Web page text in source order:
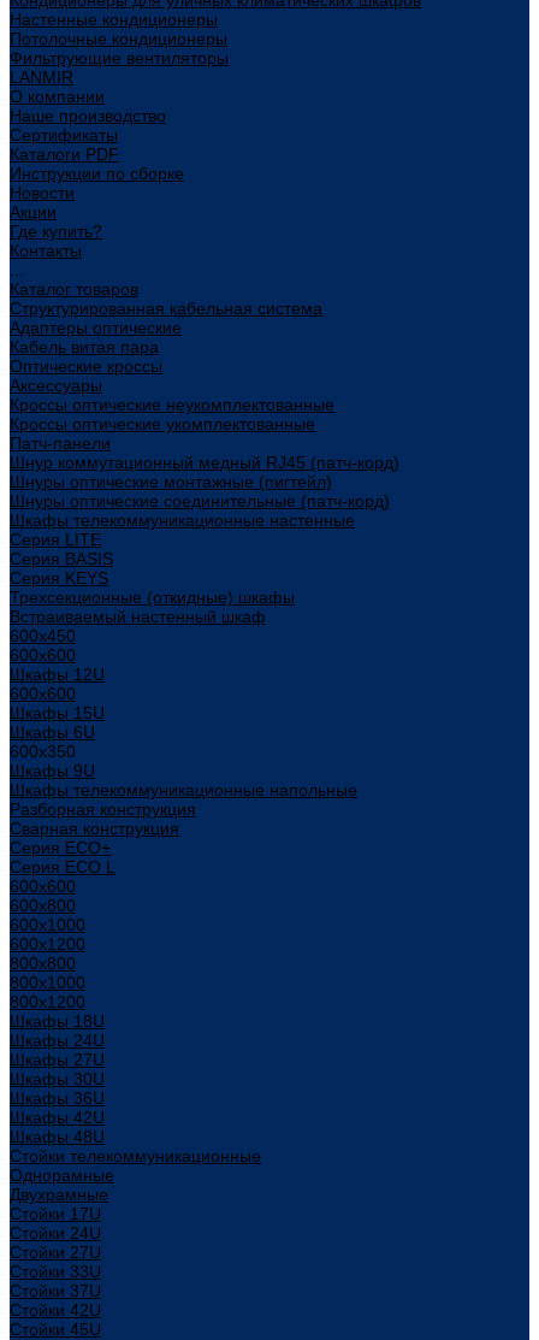
Настенные кондиционеры
Потолочные кондиционеры
Фильтрующие вентиляторы
LANMIR
О компании
Наше производство
Сертификаты
Каталоги PDF
Инструкции по сборке
Новости
Акции
Где купить?
Контакты
Каталог товаров
Структурированная кабельная система
Адаптеры оптические
Кабель витая пара
Оптические кроссы
Аксессуары
Кроссы оптические неукомплектованные
Кроссы оптические укомплектованные
Патч-панели
Шнур коммутационный медный RJ45 (патч-корд)
Шнуры оптические монтажные (пигтейл)
Шнуры оптические соединительные (патч-корд)
Шкафы телекоммуникационные настенные
Cерия LITE
Cерия BASIS
Cерия KEYS
Трехсекционные (откидные) шкафы
Встраиваемый настенный шкаф
600x450
600x600
Шкафы 12U
600x600
Шкафы 15U
Шкафы 6U
600x350
Шкафы 9U
Шкафы телекоммуникационные напольные
Разборная конструкция
Сварная конструкция
Серия ECO+
Серия ECO L
600x600
600x800
600х1000
600х1200
800x800
800х1000
800х1200
Шкафы 18U
Шкафы 24U
Шкафы 27U
Шкафы 30U
Шкафы 36U
Шкафы 42U
Шкафы 48U
Стойки телекоммуникационные
Однорамные
Двухрамные
Стойки 17U
Стойки 24U
Стойки 27U
Стойки 33U
Стойки 37U
Стойки 42U
Стойки 45U